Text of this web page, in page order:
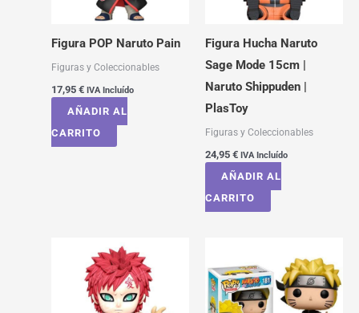
Figura POP Naruto Pain
Figuras y Coleccionables
17,95 € IVA Incluído
AÑADIR AL
CARRITO
Figura Hucha Naruto
Sage Mode 15cm |
Naruto Shippuden |
PlasToy
Figuras y Coleccionables
24,95 € IVA Incluído
AÑADIR AL
CARRITO